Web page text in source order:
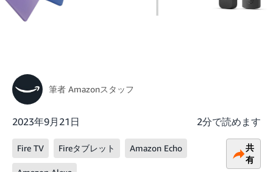
筆者 Amazonスタッフ
2023年9月21日 2分で読めます
Fire TV Fireタブレット Amazon Echo
共
有